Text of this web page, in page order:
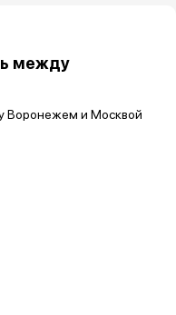
между